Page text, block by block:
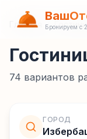
Бронируем с
Главная /
74 вариантов
ГОРОД